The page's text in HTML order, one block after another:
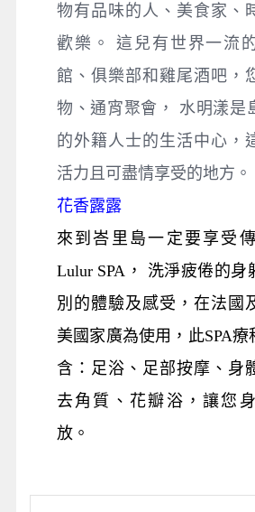
物有品味的人、美食家、
歡樂。 這兒有世界一流
館、俱樂部和雞尾酒吧，
物、通宵聚會， 水明漾是
的外籍人士的生活中心，
活力且可盡情享受的地方。
花香露露
來到峇里島一定要享受
Lulur SPA， 洗淨疲倦的身
別的體驗及感受，在法國
美國家廣為使用，此SPA
含：足浴、足部按摩、身
去角質、花瓣浴，讓您
放。